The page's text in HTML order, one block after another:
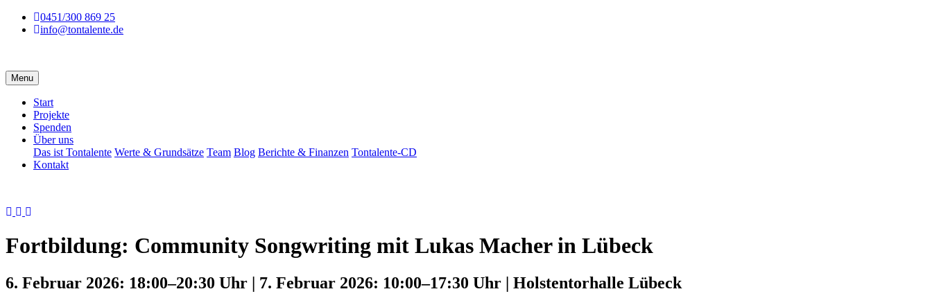
0451/300 869 25
info@tontalente.de
Menu
Navigation
überspringen
Start
Projekte
Spenden
Über uns
Das ist Tontalente Werte & Grundsätze Team Blog Berichte & Finanzen Tontalente-CD
Kontakt
Fortbildung: Community Songwriting mit Lukas Macher in Lübeck
6. Februar 2026: 18:00–20:30 Uhr | 7. Februar 2026: 10:00–17:30 Uhr | Holstentorhalle Lübeck